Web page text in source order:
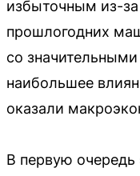
избыточным из-
прошлогодних
со
наибольшее
оказали
В первую очередь